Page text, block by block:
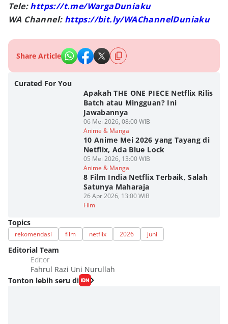
Tele:https://t.me/WargaDuniaku
WA Channel: https://bit.ly/WAChannelDuniaku
Share Article
Curated For You
Apakah THE ONE PIECE Netflix Rilis
Batch atau Mingguan? Ini
Jawabannya
06 Mei 2026, 08:00 WIB
Anime & Manga
10 Anime Mei 2026 yang Tayang di
Netflix, Ada Blue Lock
05 Mei 2026, 13:00 WIB
Anime & Manga
8 Film India Netflix Terbaik, Salah
Satunya Maharaja
26 Apr 2026, 13:00 WIB
Film
Topics
rekomendasi film netflix 2026 juni
Editorial Team
Editor
Fahrul Razi Uni Nurullah
Tonton lebih seru di